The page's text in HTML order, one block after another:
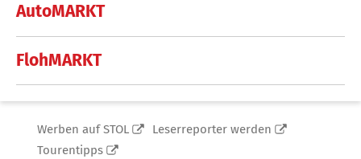
AutoMARKT
FlohMARKT
Werben auf STOL
Leserreporter werden
Tourentipps